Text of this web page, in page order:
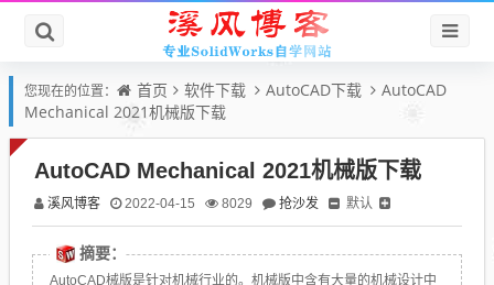
您现在的位置： 首页 软件下载 AutoCAD下载
AutoCAD
Mechanical 2021机械版下载
AutoCAD Mechanical 2021机械版下载
溪风博客 2022-04-15 8029 抢沙发 默认
摘要：
AutoCAD械版是针对机械行业的。机械版中含有大量的机械设计中